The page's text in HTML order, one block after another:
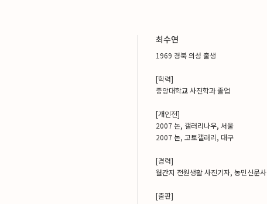
최수연
1969 경북 의성 출생
[학력]
중앙대학교 사진학과 졸업
[개인전]
2007 논, 갤러리나우, 서울
2007 논, 고토갤러리, 대구
[경력]
월간지 전원생활 사진기자, 농민신문사
[출판]